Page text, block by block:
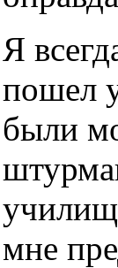
Я
пошел
были
мне